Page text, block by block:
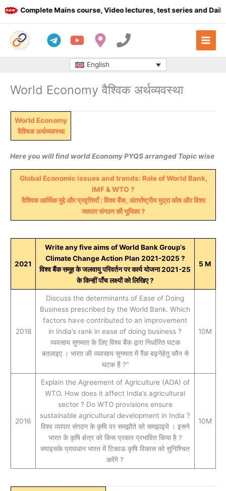
Skip
to
Complete Mains course, Video lectures, test series and Daily
English
World Economy वैश्विक अर्थव्यवस्था
World Economy
वैश्विक अर्थव्यवस्था
Here you will find world Economy PYQS arranged Topic wise
Global Economic issues and trends: Role of World Bank,
IMF & WTO ?
वैश्विक आर्थिक मुद्दे और प्रवृत्तियाँ : विश्व बैंक, अंतर्राष्ट्रीय मुद्रा कोष और विश्व
व्यापार संगठन की भूमिका ​?
2021
Write any five aims of World Bank Group‘s
Climate Change Action Plan 2021-2025 ?
विश्व बैंक समूह के जलवायु परिवर्तन पर कार्य योजना 2021-25
के किन्हीं पाँच लक्ष्यों को लिखिए ?
5 M
2018
Discuss the determinants of Ease of Doing
Business prescribed by the World Bank. Which
factors have contributed to an improvement
in India’s rank in ease of doing business ?
व्यवसाय सुगमता के लिए विश्व बैंक द्वारा निर्धारित घटक
बतलाइए । भारत की व्यवसाय सुगमता में रैंक बढ़नेहेतु कौन से
घटक हैं ?”
10M
2016
Explain the Agreement of Agriculture (AOA) of
WTO. How does it affect India’s agricultural
sector ? Do WTO provisions ensure
sustainable agricultural development in India ?
विश्व व्यापार संगठन के कृषि पर समझौते को समझाइये । इसने
भारत के कृषि क्षेत्र को किस प्रकार प्रभावित किया है ?
क्याइसके प्रावधान भारत में टिकाऊ कृषि विकास को सुनिश्चित
करेंगे ?
10M